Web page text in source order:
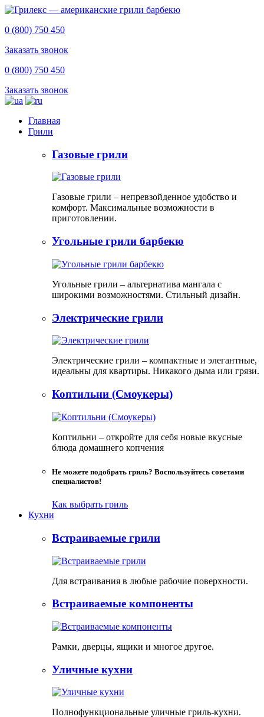
0 (800) 750 450
Заказать звонок
0 (800) 750 450
Заказать звонок
Главная
Грили
Газовые грили
Газовые грили – непревзойденное удобство и
комфорт. Максимальные возможности в
приготовлении.
Угольные грили барбекю
Угольные грили – альтернатива мангала с
широкими возможностями. Стильный дизайн.
Электрические грили
Электрические грили – компактные и элегантные,
идеальны для квартиры. Никакого дыма или грязи.
Коптильни (Смоукеры)
Коптильни – откройте для себя новые вкусные
блюда домашнего копчения
Не можете подобрать гриль? Воспользуйтесь советами
специалистов!
Как выбрать гриль
Кухни
Встраиваемые грили
Для встраивания в любые рабочие поверхности.
Встраиваемые компоненты
Рамки, дверцы, ящики и многое другое.
Уличные кухни
Полнофункциональные уличные гриль-кухни.